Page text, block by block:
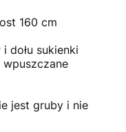
160 cm
dołu sukienki
jest gruby i nie